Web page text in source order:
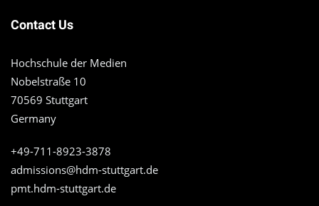
Contact Us
Hochschule der Medien
Nobelstraße 10
70569 Stuttgart
Germany
+49-711-8923-3878
admissions@hdm-stuttgart.de
pmt.hdm-stuttgart.de